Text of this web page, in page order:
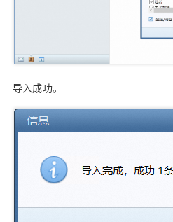
导入成功。